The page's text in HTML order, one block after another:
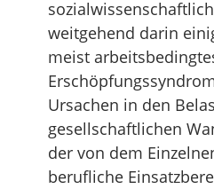
weitgehend darin
meist
Ursachen in den
gesellschaftlichen
der von dem
berufliche